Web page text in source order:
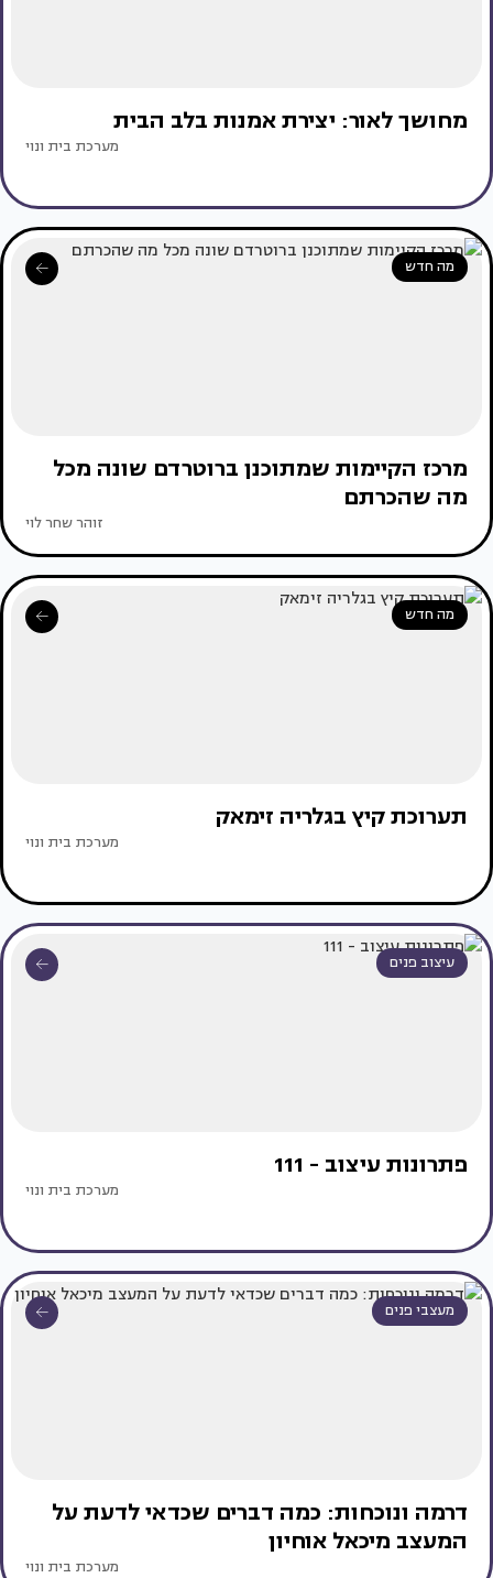
מחושך לאור: יצירת אמנות בלב הבית
מערכת בית ונוי
מה חדש
מרכז הקיימות שמתוכנן ברוטרדם שונה מכל
מה שהכרתם
זוהר שחר לוי
מה חדש
תערוכת קיץ בגלריה זימאק
מערכת בית ונוי
עיצוב פנים
פתרונות עיצוב - 111
מערכת בית ונוי
מעצבי פנים
דרמה ונוכחות: כמה דברים שכדאי לדעת על
המעצב מיכאל אוחיון
מערכת בית ונוי